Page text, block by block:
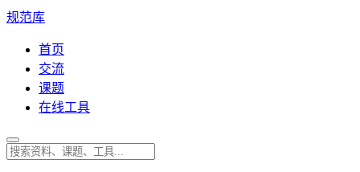
规范库
首页
交流
课题
在线工具